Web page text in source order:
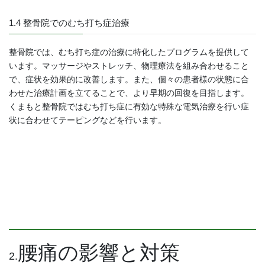
1.4 整骨院でのむち打ち症治療
整骨院では、むち打ち症の治療に特化したプログラムを提供して
います。マッサージやストレッチ、物理療法を組み合わせること
で、症状を効果的に改善します。また、個々の患者様の状態に合
わせた治療計画を立てることで、より早期の回復を目指します。
くまもと整骨院ではむち打ち症に有効な特殊な電気治療を行い症
状に合わせてテーピングなどを行います。
2. 腰痛の影響と対策